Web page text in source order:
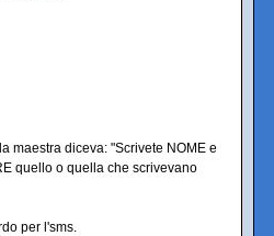
maestra diceva: "Scrivete NOME e
quello o quella che scrivevano
per l'sms.